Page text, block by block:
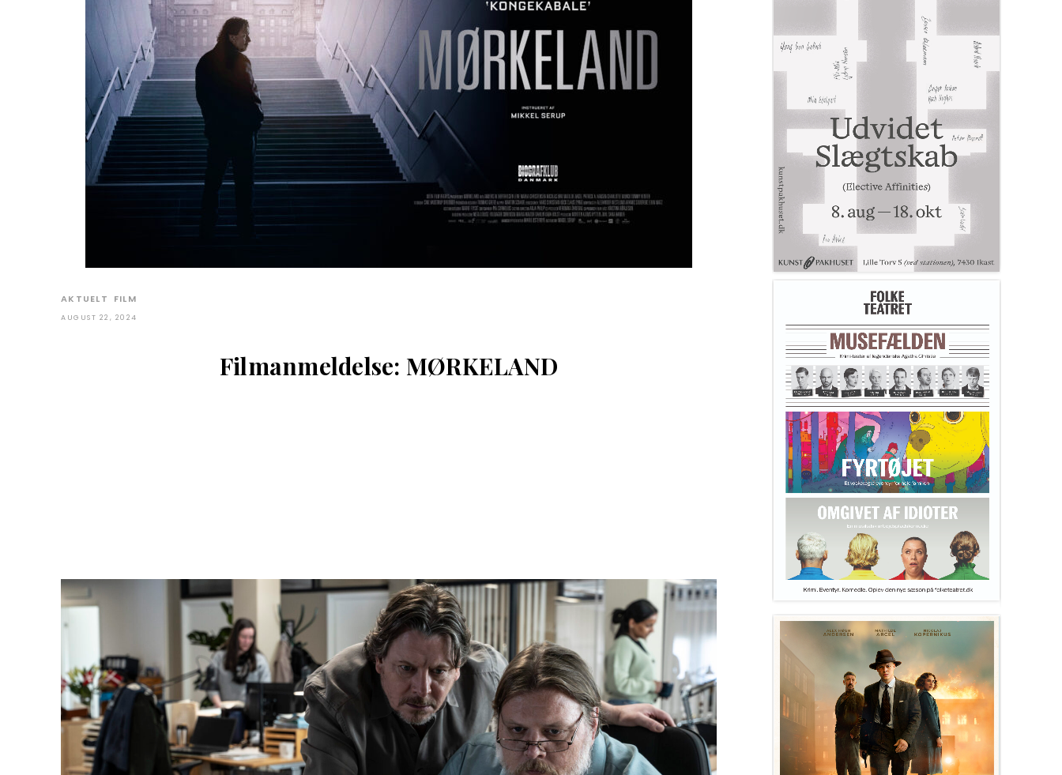
AKTUELT FILM
AUGUST 22, 2024
Filmanmeldelse: MØRKELAND